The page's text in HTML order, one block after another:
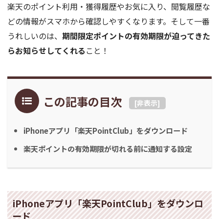
楽天のポイント利用・獲得履歴やお気に入り、閲覧履歴な
どの情報がスマホから確認しやすくなります。そして一番
うれしいのは、 期間限定ポイントの有効期限が迫ってきた
らお知らせしてくれる こと！
この記事の目次 [非表示]
iPhoneアプリ「楽天PointClub」をダウンロード
楽天ポイントの有効期限が切れる前に通知する設定
iPhoneアプリ「楽天PointClub」をダウンロ
ード